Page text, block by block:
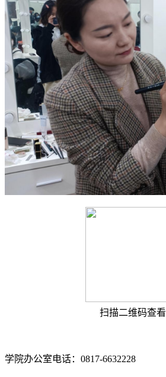
扫描二维码查看
学院办公室电话：0817-6632228